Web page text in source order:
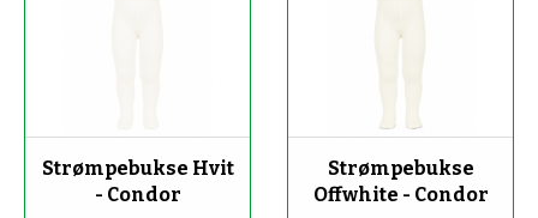
Strømpebukse Hvit
- Condor
-50%
Strømpebukse
Offwhite - Condor